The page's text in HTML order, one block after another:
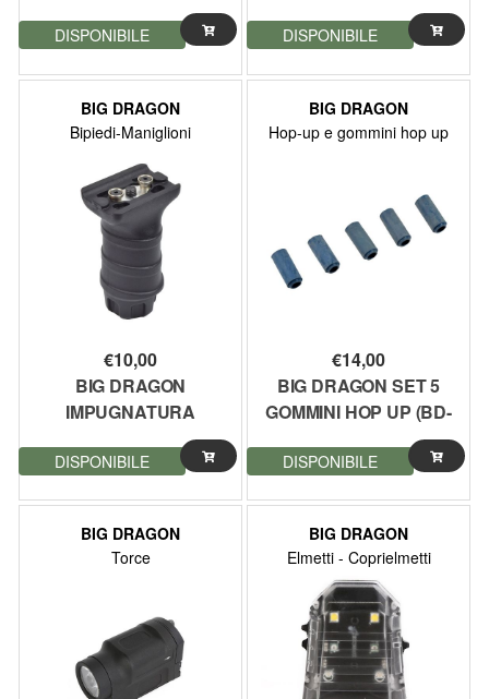
COYOTE BROWN (BD-
0495T)
DISPONIBILE
COYOTE BROWN (BD-
0458)
DISPONIBILE
BIG DRAGON
Bipiedi-Maniglioni
€10,00
BIG DRAGON
IMPUGNATURA
VERTICALE PER
SISTEMI KEYMOD
DISPONIBILE
BIG DRAGON
Hop-up e gommini hop up
€14,00
BIG DRAGON SET 5
GOMMINI HOP UP (BD-
DISPONIBILE
BIG DRAGON
Torce
BIG DRAGON
Elmetti - Coprielmetti